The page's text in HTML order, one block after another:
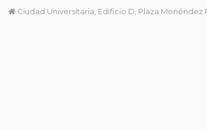
Ciudad Universitaria, Edificio D, Plaza Menéndez